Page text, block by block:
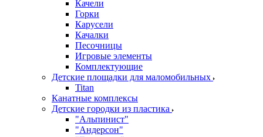
Качели
Горки
Карусели
Качалки
Песочницы
Игровые элементы
Комплектующие
Детские площадки для маломобильных
Titan
Канатные комплексы
Детские городки из пластика
"Альпинист"
"Андерсон"